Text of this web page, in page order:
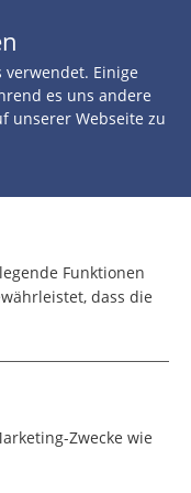
der
in
verwendet. Einige
es uns andere
unserer Webseite zu
Funktionen
dass die
Zwecke wie